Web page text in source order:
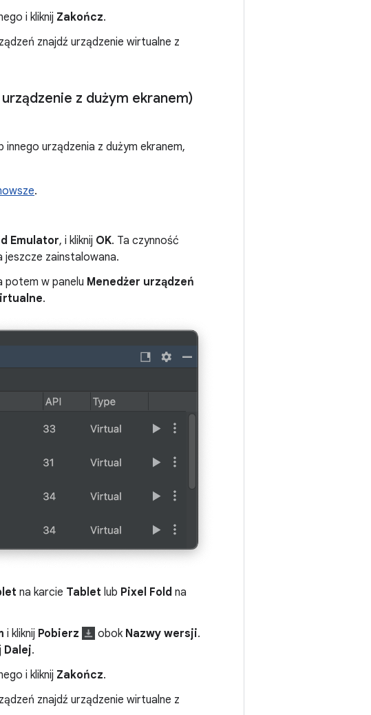
i kliknij Zakończ.
znajdź urządzenie wirtualne z
z dużym ekranem)
urządzenia z dużym ekranem,
.
Emulator, i kliknij OK. Ta czynność
jeszcze zainstalowana.
potem w panelu Menedżer urządzeń
.
na karcie Tablet lub Pixel Fold na
i kliknij Pobierz obok Nazwy wersji.
Dalej.
i kliknij Zakończ.
znajdź urządzenie wirtualne z